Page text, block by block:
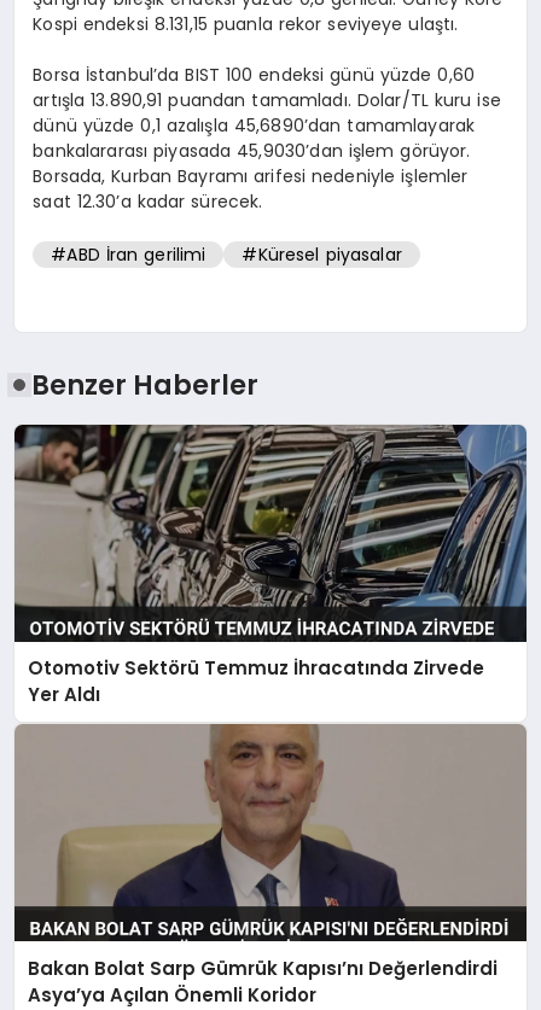
Kospi endeksi 8.131,15 puanla rekor seviyeye ulaştı.
Borsa İstanbul’da BIST 100 endeksi günü yüzde 0,60
artışla 13.890,91 puandan tamamladı. Dolar/TL kuru ise
dünü yüzde 0,1 azalışla 45,6890’dan tamamlayarak
bankalararası piyasada 45,9030’dan işlem görüyor.
Borsada, Kurban Bayramı arifesi nedeniyle işlemler
saat 12.30’a kadar sürecek.
#ABD İran gerilimi #Küresel piyasalar
Benzer Haberler
Otomotiv Sektörü Temmuz İhracatında Zirvede
Yer Aldı
Bakan Bolat Sarp Gümrük Kapısı’nı Değerlendirdi
Asya’ya Açılan Önemli Koridor